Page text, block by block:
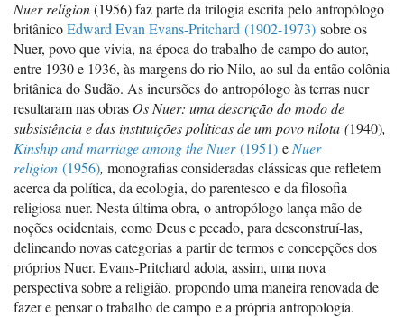
Nuer religion(1956) faz parte da trilogia escrita pelo antropólogo
britânicoEdward Evan Evans-Pritchard (1902-1973) sobre os
Nuer, povo que vivia, na época do trabalho de campo do autor,
entre 1930 e 1936, às margens do rio Nilo, ao sul da então colônia
britânica do Sudão. As incursões do antropólogo às terras nuer
resultaram nas obras Os Nuer: uma descrição do modo de
subsistência e das instituições políticas de um povo nilota (1940),
Kinship and marriage among the Nuer(1951) e Nuer
religion (1956), monografias consideradas clássicas que refletem
acerca da política, da ecologia, do parentesco e da filosofia
religiosa nuer. Nesta última obra, o antropólogo lança mão de
noções ocidentais, como Deus e pecado, para desconstruí-las,
delineando novas categorias a partir de termos e concepções dos
próprios Nuer. Evans-Pritchard adota, assim, uma nova
perspectiva sobre a religião, propondo uma maneira renovada de
fazer e pensar o trabalho de campo e a própria antropologia.